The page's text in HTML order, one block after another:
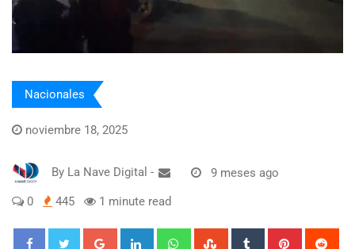
Nacionales
noviembre 18, 2025
By La Nave Digital - 9 meses ago
0 445 1 minute read
Google+ LinkedIn WhatsappStumbleUpon
Tumblr Pinterest